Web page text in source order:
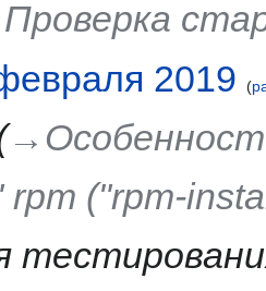
2019
rpm ("rpm-